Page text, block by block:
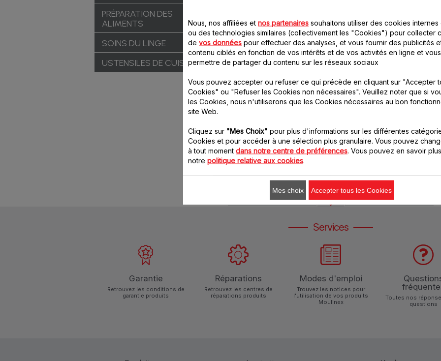
PRÉPARATION DES
ALIMENTS
SOINS DU LINGE
USTENSILES DE CUISINE
Trier
2 articles
THE ORIGINAL
GRINDER AR110510
THE ORIGINAL
GRINDER
Services
Garantie
Retrouvez les conditions de
garantie produits
Réparations
Retrouvez les centres de
réparations produits
Modes d'emploi
Trouvez les notices pour
l'utilisation de vos produits
Moulinex
Toutes nos
questions
Nous, nos affiliées et nos partenaires souhaitons utiliser des cookies internes
ou des technologies similaires (collectivement les "Cookies") pour collecter
de vos données pour effectuer des analyses, et vous fournir des publicités
contenu ciblés en fonction de vos intérêts et de vos activités en ligne et vous
permettre de partager du contenu sur les réseaux sociaux
Vous pouvez accepter ou refuser ce qui précède en cliquant sur "Accepter
Cookies" ou "Refuser les Cookies non nécessaires". Veuillez noter que si
les Cookies, nous n'utiliserons que les Cookies nécessaires au bon
site Web.
Cliquez sur "Mes Choix" pour plus d'informations sur les différentes
Cookies et pour accéder à une sélection plus granulaire. Vous pouvez
à tout moment dans notre centre de préférences . Vous pouvez en savoir
notre politique relative aux cookies
Mes choix Accepter tous les Cookies